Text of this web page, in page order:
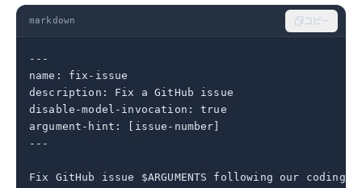
markdown コピー
---
name: fix-issue
description: Fix a GitHub issue
disable-model-invocation: true
argument-hint: [issue-number]
---
Fix GitHub issue $ARGUMENTS following our coding